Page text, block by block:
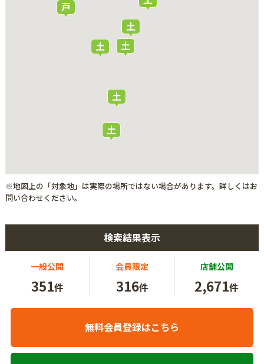
※地図上の「対象地」は実際の場所ではない場合があります。詳しくはお
問い合わせください。
検索結果表示
一般公開
351件
会員限定
316件
店舗公開
2,671件
無料会員登録はこちら